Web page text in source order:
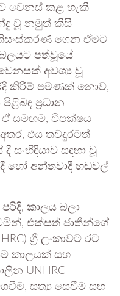
වෙනස් කළ හැකි
වූ නමුත් කිසි
ගෙන ඒමට
පත්වූයේ
අවශ්‍ය වූ
කිරීම් පමණක් නොව,
ප්‍රධාන
සමඟම, විපක්ෂය
එය තවදුරටත්
සඳහා වූ
හෝ අන්තවාදී හඬවල්
කාලය බලා
එක්සත් ජාතීන්ගේ
ශ්‍රී ලංකාවට රට
කාලයක් සහ
UNHRC
සත්‍ය සෙවීම සහ